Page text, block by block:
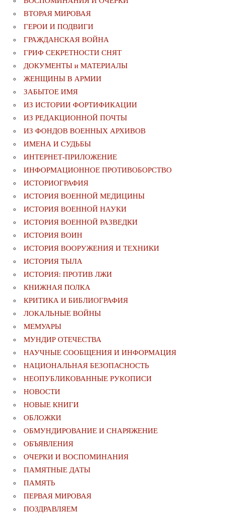
ВТОРАЯ МИРОВАЯ
ГЕРОИ И ПОДВИГИ
ГРАЖДАНСКАЯ ВОЙНА
ГРИФ СЕКРЕТНОСТИ СНЯТ
ДОКУМЕНТЫ и МАТЕРИАЛЫ
ЖЕНЩИНЫ В АРМИИ
ЗАБЫТОЕ ИМЯ
ИЗ ИСТОРИИ ФОРТИФИКАЦИИ
ИЗ РЕДАКЦИОННОЙ ПОЧТЫ
ИЗ ФОНДОВ ВОЕННЫХ АРХИВОВ
ИМЕНА И СУДЬБЫ
ИНТЕРНЕТ-ПРИЛОЖЕНИЕ
ИНФОРМАЦИОННОЕ ПРОТИВОБОРСТВО
ИСТОРИОГРАФИЯ
ИСТОРИЯ ВОЕННОЙ МЕДИЦИНЫ
ИСТОРИЯ ВОЕННОЙ НАУКИ
ИСТОРИЯ ВОЕННОЙ РАЗВЕДКИ
ИСТОРИЯ ВОИН
ИСТОРИЯ ВООРУЖЕНИЯ И ТЕХНИКИ
ИСТОРИЯ ТЫЛА
ИСТОРИЯ: ПРОТИВ ЛЖИ
КНИЖНАЯ ПОЛКА
КРИТИКА И БИБЛИОГРАФИЯ
ЛОКАЛЬНЫЕ ВОЙНЫ
МЕМУАРЫ
МУНДИР ОТЕЧЕСТВА
НАУЧНЫЕ СООБЩЕНИЯ И ИНФОРМАЦИЯ
НАЦИОНАЛЬНАЯ БЕЗОПАСНОСТЬ
НЕОПУБЛИКОВАННЫЕ РУКОПИСИ
НОВОСТИ
НОВЫЕ КНИГИ
ОБЛОЖКИ
ОБМУНДИРОВАНИЕ И СНАРЯЖЕНИЕ
ОБЪЯВЛЕНИЯ
ОЧЕРКИ И ВОСПОМИНАНИЯ
ПАМЯТНЫЕ ДАТЫ
ПАМЯТЬ
ПЕРВАЯ МИРОВАЯ
ПОЗДРАВЛЯЕМ